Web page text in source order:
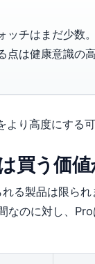
ッチはまだ少数
点は健康意識の
より高度にする
買う価
る製品は限ら
なのに対し、